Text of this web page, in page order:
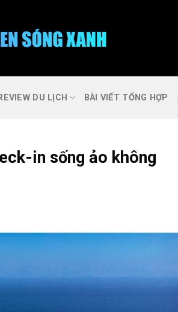
DU LỊCH
BÀI VIẾT TỔNG HỢP
in sống ảo không